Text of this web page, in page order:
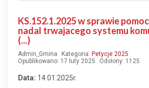
KS.152.1.2025 w sprawie
nadal trwajacego systemu
(...)
Admin_Gmina Kategoria: Petycje 2025
Opublikowano: 17 luty 2025
Odsłony: 1125
Data: 14.01.2025r.